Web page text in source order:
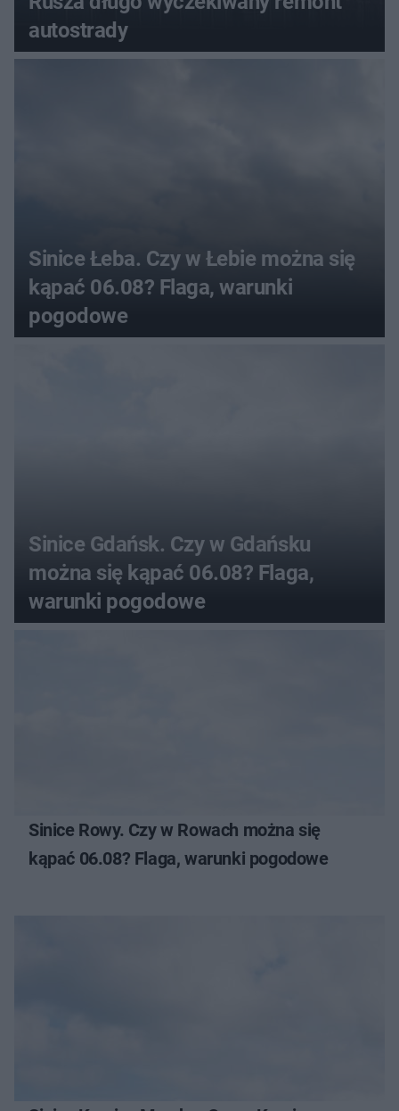
autostrady
Sinice Łeba. Czy w Łebie można się
kąpać 06.08? Flaga, warunki
pogodowe
Sinice Gdańsk. Czy w Gdańsku
można się kąpać 06.08? Flaga,
warunki pogodowe
Sinice Rowy. Czy w Rowach można się
kąpać 06.08? Flaga, warunki pogodowe